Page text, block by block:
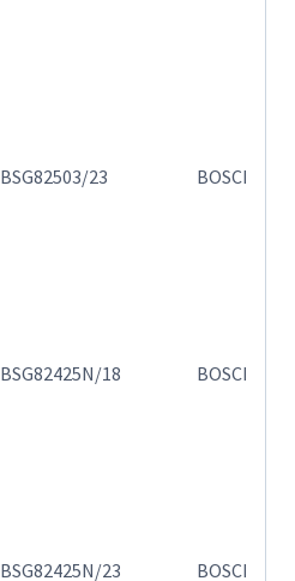
BSG82503/23 BOSCH
BSG82425N/18 BOSCH
BSG82425N/23 BOSCH